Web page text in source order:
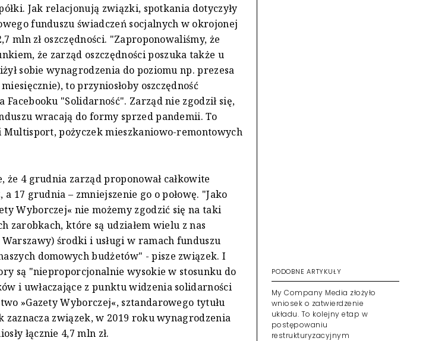
Jak relacjonują związki, spotkania dotyczyły
funduszu świadczeń socjalnych w okrojonej
mln zł oszczędności. "Zaproponowaliśmy, że
że zarząd oszczędności poszuka także u
sobie wynagrodzenia do poziomu np. prezesa
to przyniosłoby oszczędność
Facebooku "Solidarność". Zarząd nie zgodził się,
wracają do formy sprzed pandemii. To
pożyczek mieszkaniowo-remontowych
4 grudnia zarząd proponował całkowite
17 grudnia – zmniejszenie go o połowę. "Jako
Wyborczej« nie możemy zgodzić się na taki
zarobkach, które są udziałem wielu z nas
środki i usługi w ramach funduszu
domowych budżetów" - pisze związek. I
są "nieproporcjonalnie wysokie w stosunku do
i uwłaczające z punktu widzenia solidarności
»Gazety Wyborczej«, sztandarowego tytułu
zaznacza związek, w 2019 roku wynagrodzenia
łącznie 4,7 mln zł.
PODOBNE ARTYKUŁY
My Company Media złożyło
wniosek o zatwierdzenie
układu. To kolejny etap w
postępowaniu
restrukturyzacyjnym